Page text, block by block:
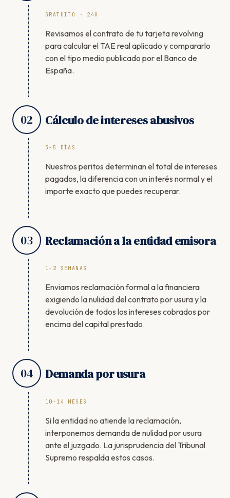
GRATUITO · 24H
Revisamos el contrato de tu tarjeta revolving
para calcular el TAE real aplicado y compararlo
con el tipo medio publicado por el Banco de
España.
02 Cálculo de intereses abusivos
3-5 DÍAS
Nuestros peritos determinan el total de intereses
pagados, la diferencia con un interés normal y el
importe exacto que puedes recuperar.
03 Reclamación a la entidad emisora
1-2 SEMANAS
Enviamos reclamación formal a la financiera
exigiendo la nulidad del contrato por usura y la
devolución de todos los intereses cobrados por
encima del capital prestado.
04 Demanda por usura
10-14 MESES
Si la entidad no atiende la reclamación,
interponemos demanda de nulidad por usura
ante el juzgado. La jurisprudencia del Tribunal
Supremo respalda estos casos.